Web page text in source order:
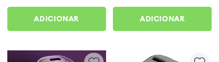
ADICIONAR ADICIONAR